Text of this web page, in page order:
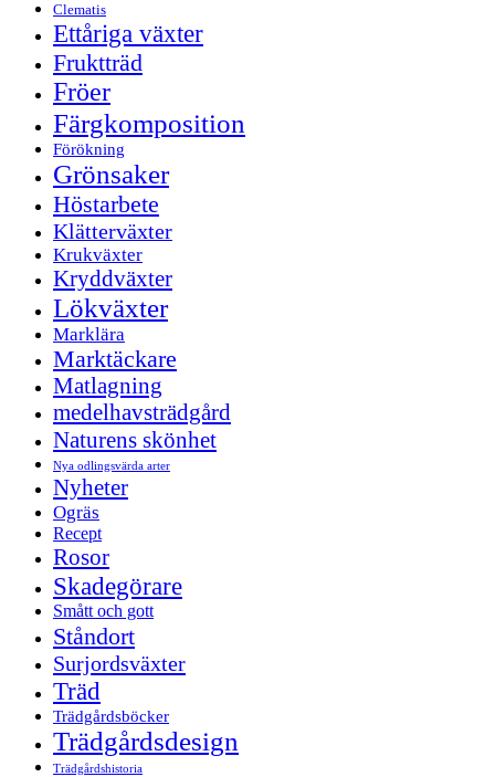
Clematis
Ettåriga växter
Fruktträd
Fröer
Färgkomposition
Förökning
Grönsaker
Höstarbete
Klätterväxter
Krukväxter
Kryddväxter
Lökväxter
Marklära
Marktäckare
Matlagning
medelhavsträdgård
Naturens skönhet
Nya odlingsvärda arter
Nyheter
Ogräs
Recept
Rosor
Skadegörare
Smått och gott
Ståndort
Surjordsväxter
Träd
Trädgårdsböcker
Trädgårdsdesign
Trädgårdshistoria